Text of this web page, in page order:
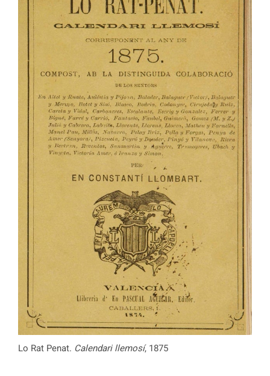
Lo Rat Penat. Calendari llemosí, 1875